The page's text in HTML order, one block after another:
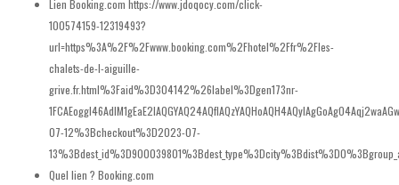
Lien Booking.com https://www.jdoqocy.com/click-
100574159-12319493?
url=https%3A%2F%2Fwww.booking.com%2Fhotel%2Ffr%2Fles-
chalets-de-l-aiguille-
grive.fr.html%3Faid%3D304142%26label%3Dgen173nr-
07-12%3Bcheckout%3D2023-07-
Quel lien ? Booking.com